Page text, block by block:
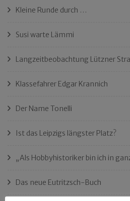
Kleine Runde durch …
Susi warte Lämmi
Langzeitbeobachtung Lützner
Klassefahrer Edgar Krannich
Der Name Tonelli
Ist das Leipzigs längster Platz?
„Als Hobbyhistoriker bin ich in
Das neue Eutritzsch-Buch